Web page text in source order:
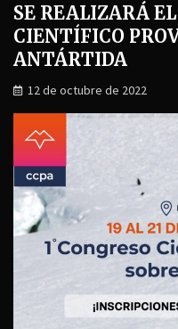
SE REALIZARÁ
CIENTÍFICO
ANTÁRTIDA
12 de octubre de 2022